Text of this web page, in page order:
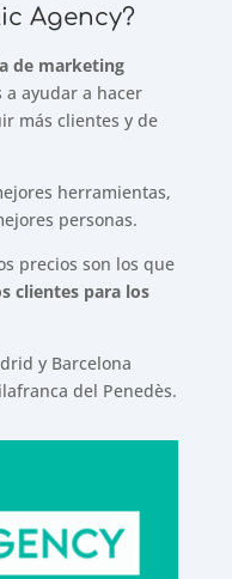
Agency?
de marketing
ayudar a hacer
más clientes y de
herramientas,
personas.
precios son los que
clientes para los
y Barcelona
del Penedès.